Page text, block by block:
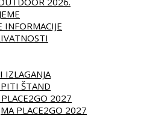
INFORMACIJE
IZLAGANJA
ŠTAND
PLACE2GO 2027
PLACE2GO 2027